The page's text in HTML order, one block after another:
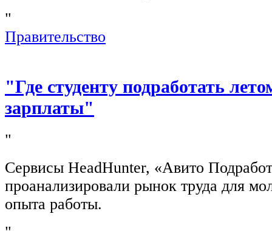
"
Правительство
"Где студенту подработать
зарплаты"
"
Сервисы HeadHunter, «Авито
проанализировали рынок труда для
опыта работы.